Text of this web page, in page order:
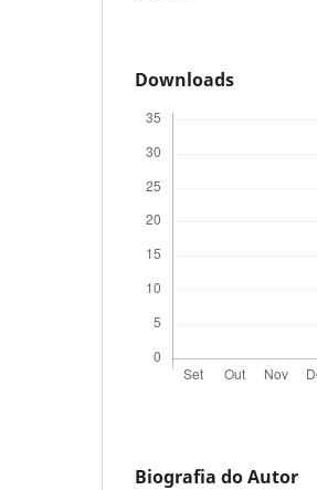
Downloads
Biografia do Autor